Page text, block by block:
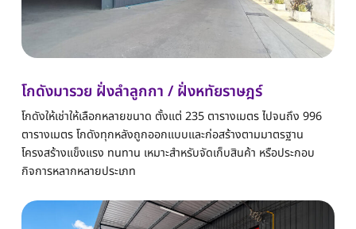
โกดังมารวย ฝั่งลำลูกกา / ฝั่งหทัยราษฎร์
โกดังให้เช่าให้เลือกหลายขนาด ตั้งแต่ 235 ตารางเมตร ไปจนถึง 996
ตารางเมตร โกดังทุกหลังถูกออกแบบและก่อสร้างตามมาตรฐาน
โครงสร้างแข็งแรง ทนทาน เหมาะสำหรับจัดเก็บสินค้า หรือประกอบ
กิจการหลากหลายประเภท